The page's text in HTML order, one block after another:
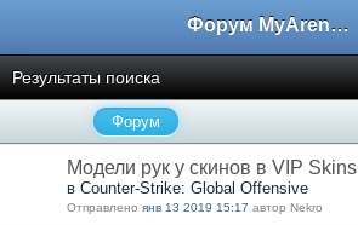
Форум MyArena.ru
Результаты поиска
Форум
Модели рук у скинов в VIP Skins
в Counter-Strike: Global Offensive
Отправлено янв 13 2019 15:17 автор Nekro